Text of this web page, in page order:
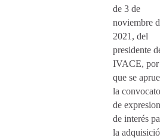
de 3 de
noviembre
2021, del
presidente
IVACE, por
que se
la
de
de interés
la